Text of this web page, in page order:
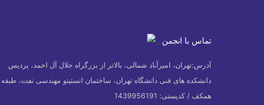
تماس با انجمن
آدرس:تهران، امیرآباد شمالی، بالاتر از بزرگراه جلال آل احمد، پردیس
دانشکده های فنی دانشگاه تهران، ساختمان انستیتو مهندسی نفت، طبقه
همکف / کدپستی: 1439956191